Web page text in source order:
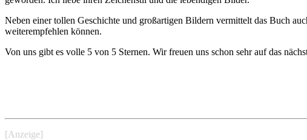
Neben einer tollen Geschichte und großartigen Bildern vermittelt das Buch
weiterempfehlen können.
Von uns gibt es volle 5 von 5 Sternen. Wir freuen uns schon sehr auf das
[Anzeige]